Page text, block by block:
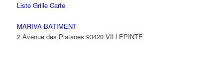
Liste Grille Carte
MARIVA BATIMENT
2 Avenue des Platanes 93420 VILLEPINTE